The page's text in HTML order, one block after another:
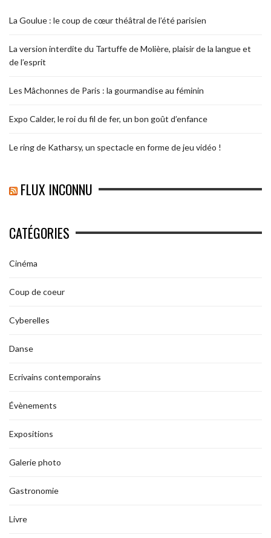
La Goulue : le coup de cœur théâtral de l’été parisien
La version interdite du Tartuffe de Molière, plaisir de la langue et
de l’esprit
Les Mâchonnes de Paris : la gourmandise au féminin
Expo Calder, le roi du fil de fer, un bon goût d’enfance
Le ring de Katharsy, un spectacle en forme de jeu vidéo !
FLUX INCONNU
CATÉGORIES
Cinéma
Coup de coeur
Cyberelles
Danse
Ecrivains contemporains
Évènements
Expositions
Galerie photo
Gastronomie
Livre